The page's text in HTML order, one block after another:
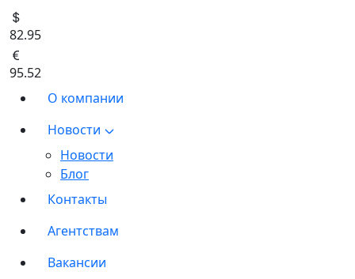
82.95
95.52
О компании
Новости
Новости
Блог
Контакты
Агентствам
Вакансии